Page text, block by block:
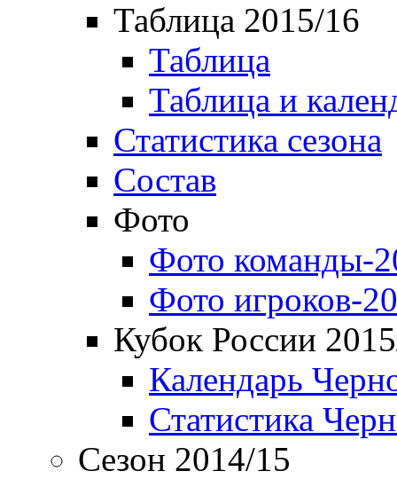
Таблица 2015/16
Таблица
Таблица и
Статистика сезона
Состав
Фото
Фото команды-
Фото игроков-
Кубок России
Календарь
Статистика
Сезон 2014/15